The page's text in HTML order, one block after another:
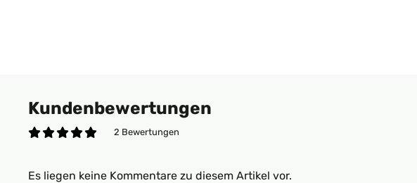
Kundenbewertungen
2 Bewertungen
Es liegen keine Kommentare zu diesem Artikel vor.